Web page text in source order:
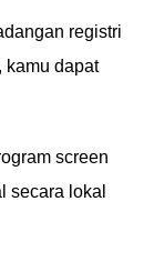
registri
kamu dapat
screen
secara lokal